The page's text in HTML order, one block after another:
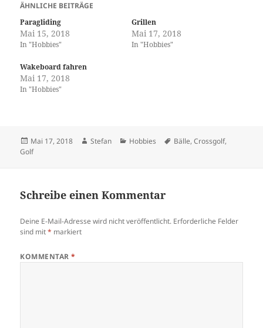
ÄHNLICHE BEITRÄGE
Paragliding
Mai 15, 2018
In "Hobbies"
Grillen
Mai 17, 2018
In "Hobbies"
Wakeboard fahren
Mai 17, 2018
In "Hobbies"
Veröffentlicht
am
Mai 17, 2018 Autor
Stefan Kategorien
Hobbies Schlagwörter
Bälle,Crossgolf,
Golf
Schreibe einen Kommentar
Deine E-Mail-Adresse wird nicht veröffentlicht. Erforderliche Felder
sind mit* markiert
KOMMENTAR*